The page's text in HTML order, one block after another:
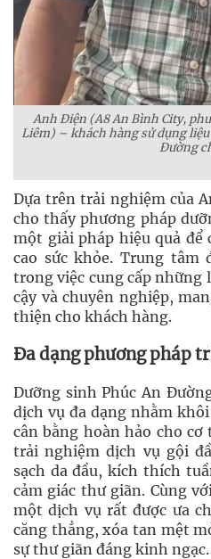
Anh Điện (A8 An Bình City,
Liêm) – khách hàng sử dụng
Đường
Dựa trên trải nghiệm của
cho thấy phương pháp
một giải pháp hiệu quả để
cao sức khỏe. Trung tâm
trong việc cung cấp
cậy và chuyên nghiệp,
thiện cho khách hàng.
Đa dạng phương pháp
Dưỡng sinh Phúc An
dịch vụ đa dạng nhằm
cân bằng hoàn hảo cho cơ
trải nghiệm dịch vụ gội
sạch da đầu, kích thích
cảm giác thư giãn. Cùng
một dịch vụ rất được ưa
căng thẳng, xóa tan mệt
sự thư giãn đáng kinh ngạc.